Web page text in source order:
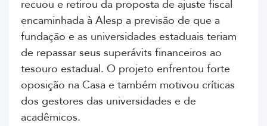
recuou e retirou da proposta de ajuste fiscal
encaminhada à Alesp a previsão de que a
fundação e as universidades estaduais teriam
de repassar seus superávits financeiros ao
tesouro estadual. O projeto enfrentou forte
oposição na Casa e também motivou críticas
dos gestores das universidades e de
acadêmicos.